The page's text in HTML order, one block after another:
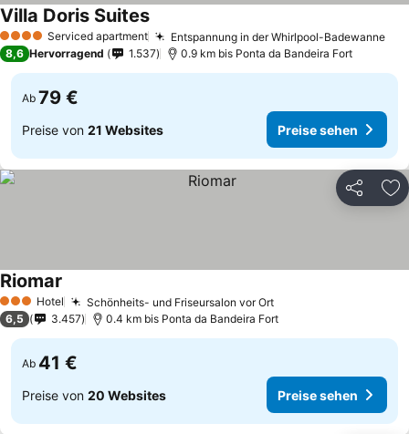
4 Sterne Serviced apartment Entspannung in der Whirlpool-Badewanne
Villa Doris Suites
8,6 Hervorragend 1.537 0.9 km bis Ponta da Bandeira Fort
Ab 79 €
Preise von 21 Websites Preise sehen
Teilen
3 SterneHotel Schönheits- und Friseursalon vor Ort
Riomar
6,5 3.457 0.4 km bis Ponta da Bandeira Fort
Ab 41 €
Preise von 20 Websites Preise sehen